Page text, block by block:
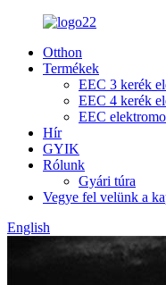
Otthon
Termékek
EEC 3 kerék
EEC 4 kerék
EEC
Hír
GYIK
Rólunk
Gyári túra
Vegye fel velünk a
English